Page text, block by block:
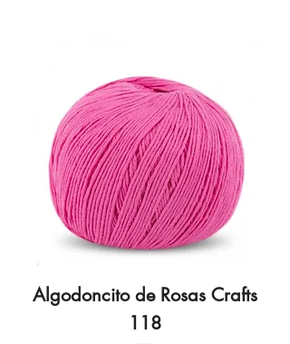
Algodoncito de Rosas Crafts
118